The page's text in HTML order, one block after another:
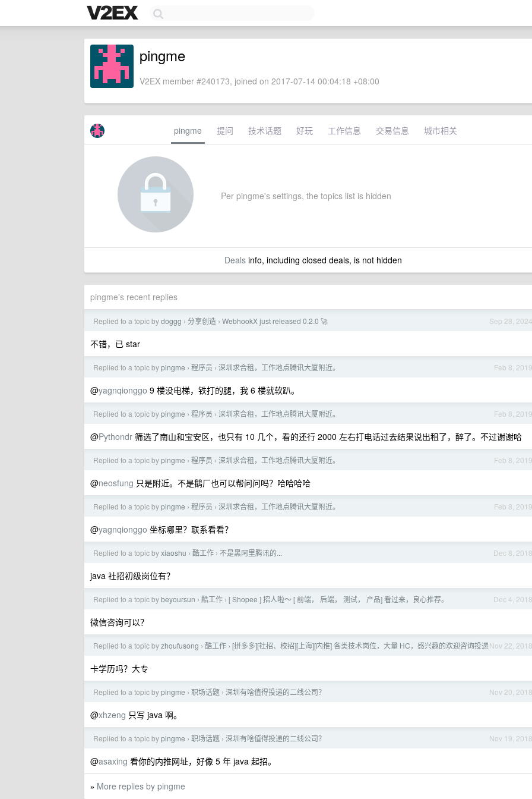
pingme
V2EX member #240173, joined on 2017-07-14 00:04:18 +08:00
pingme 提问 技术话题 好玩 工作信息 交易信息 城市相关
Per pingme's settings, the topics list is hidden
Dealsinfo, including closed deals, is not hidden
pingme's recent replies
Sep 28, 2024
Replied to a topic bydoggg › 分享创造 › WebhookX just released 0.2.0 🚀
不错，已 star
Feb 8, 2019
Replied to a topic bypingme › 程序员 › 深圳求合租，工作地点腾讯大厦附近。
@yagnqionggo 9 楼没电梯，铁打的腿，我 6 楼就软趴。
Feb 8, 2019
Replied to a topic bypingme › 程序员 › 深圳求合租，工作地点腾讯大厦附近。
@Pythondr 筛选了南山和宝安区，也只有 10 几个，看的还行 2000 左右打电话过去结果说出租了，醉了。不过谢谢哈
Feb 8, 2019
Replied to a topic bypingme › 程序员 › 深圳求合租，工作地点腾讯大厦附近。
@neosfung 只是附近。不是鹅厂也可以帮问问吗？哈哈哈哈
Feb 8, 2019
Replied to a topic bypingme › 程序员 › 深圳求合租，工作地点腾讯大厦附近。
@yagnqionggo 坐标哪里？联系看看？
Dec 8, 2018
Replied to a topic byxiaoshu › 酷工作 › 不是黑阿里腾讯的...
java 社招初级岗位有？
Dec 4, 2018
Replied to a topic bybeyoursun › 酷工作 › [ Shopee ] 招人啦～ [ 前端， 后端， 测试， 产品] 看过来，良心推荐。
微信咨询可以？
Nov 22, 2018
Replied to a topic byzhoufusong › 酷工作 › [拼多多][社招、校招][上海][内推] 各类技术岗位，大量 HC，感兴趣的欢迎咨询投递
卡学历吗？大专
Nov 20, 2018
Replied to a topic bypingme › 职场话题 › 深圳有啥值得投递的二线公司？
@xhzeng 只写 java 啊。
Nov 19, 2018
Replied to a topic bypingme › 职场话题 › 深圳有啥值得投递的二线公司？
@asaxing 看你的内推网址，好像 5 年 java 起招。
» More replies by pingme